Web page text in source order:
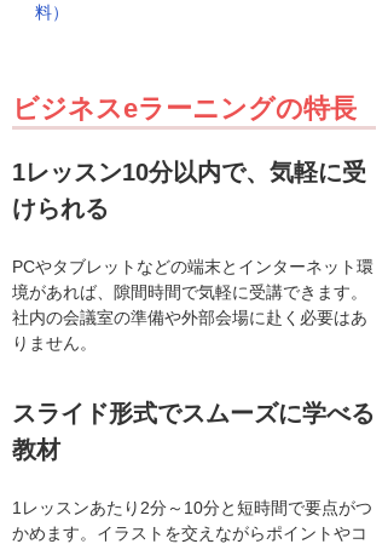
料）
ビジネスeラーニングの特長
1レッスン10分以内で、気軽に受
けられる
PCやタブレットなどの端末とインターネット環
境があれば、隙間時間で気軽に受講できます。
社内の会議室の準備や外部会場に赴く必要はあ
りません。
スライド形式でスムーズに学べる
教材
1レッスンあたり2分～10分と短時間で要点がつ
かめます。イラストを交えながらポイントやコ